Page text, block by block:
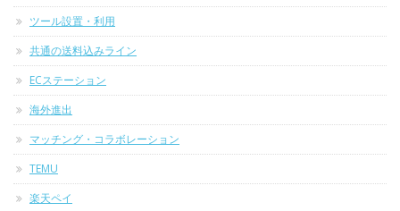
ツール設置・利用
共通の送料込みライン
ECステーション
海外進出
マッチング・コラボレーション
TEMU
楽天ペイ